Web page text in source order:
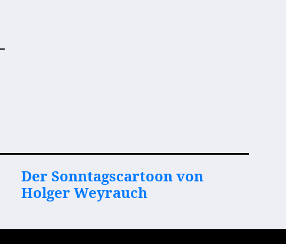
Der Sonntagscartoon von
Holger Weyrauch